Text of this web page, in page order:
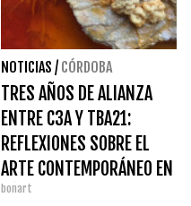
NOTICIAS / CÓRDOBA
TRES AÑOS DE ALIANZA
ENTRE C3A Y TBA21:
REFLEXIONES SOBRE EL
ARTE CONTEMPORÁNEO EN
CÓRDOBA
bonart